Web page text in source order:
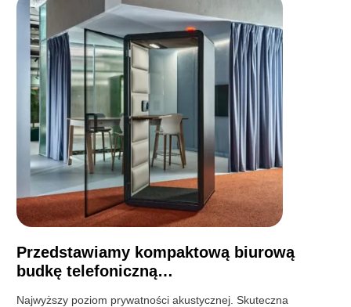
Przedstawiamy kompaktową biurową
budkę telefoniczną…
Najwyższy poziom prywatności akustycznej. Skuteczna